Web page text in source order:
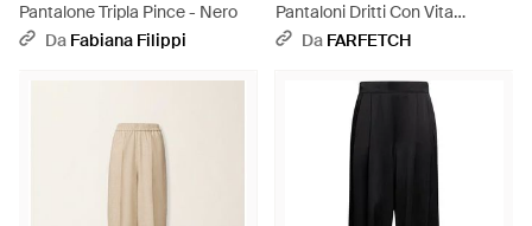
Pantalone Tripla Pince - Nero
Da Fabiana Filippi
Pantaloni Dritti Con Vita
Elasticizzata - Bianco
Da FARFETCH